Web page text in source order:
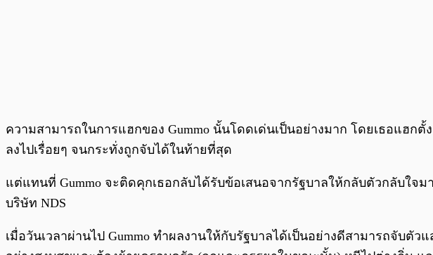
ความสามารถในการแฮกของ Gummo นั้นโดดเด่นเป็นอย่างมาก โดยเธอแฮก
ลงไปเรื่อยๆ จนกระทั่งถูกจับได้ในท้ายที่สุด
แต่แทนที่ Gummo จะติดคุกเธอกลับได้รับข้อเสนอจากรัฐบาลให้กลับตัวกลับใ
บริษัท NDS
เมื่อวันเวลาผ่านไป Gummo ทำผลงานให้กับรัฐบาลได้เป็นอย่างดีสามารถจับ